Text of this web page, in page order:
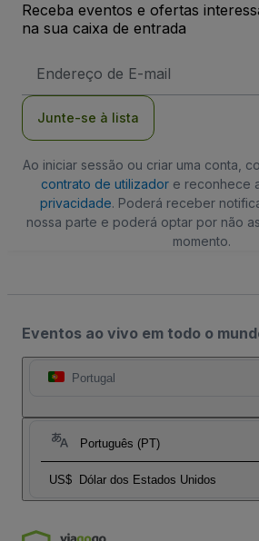
Receba eventos e ofertas
na sua caixa de entrada
de
Junte-se à lista
Ao iniciar sessão ou criar uma conta,
contrato de utilizadore reconhece
privacidade. Poderá receber
nossa parte e poderá optar por não
momento.
Eventos ao vivo em todo o
Portugal
Português (PT)
US$ Dólar dos Estados Unidos